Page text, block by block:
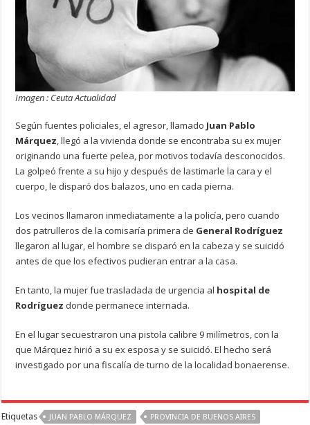
Imagen : Ceuta Actualidad
Según fuentes policiales, el agresor, llamado Juan Pablo
Márquez, llegó a la vivienda donde se encontraba su ex mujer
originando una fuerte pelea, por motivos todavía desconocidos.
La golpeó frente a su hijo y después de lastimarle la cara y el
cuerpo, le disparó dos balazos, uno en cada pierna.
Los vecinos llamaron inmediatamente a la policía, pero cuando
dos patrulleros de la comisaría primera de General Rodríguez
llegaron al lugar, el hombre se disparó en la cabeza y se suicidó
antes de que los efectivos pudieran entrar a la casa.
En tanto, la mujer fue trasladada de urgencia al hospital de
Rodríguez donde permanece internada.
En el lugar secuestraron una pistola calibre 9 milímetros, con la
que Márquez hirió a su ex esposa y se suicidó. El hecho será
investigado por una fiscalía de turno de la localidad bonaerense.
Etiquetas JUAN PABLO MÁRQUEZ
PROVINCIA DE BUENOS AIRES